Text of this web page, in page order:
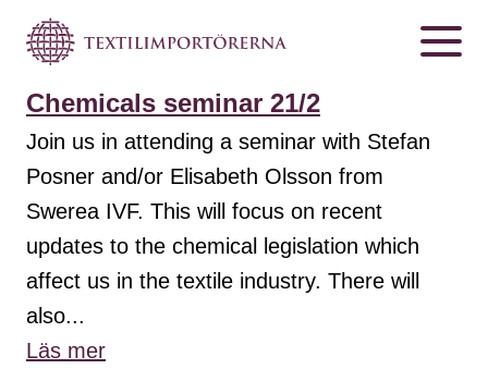
Chemicals seminar 21/2
Join us in attending a seminar with Stefan
Posner and/or Elisabeth Olsson from
Swerea IVF. This will focus on recent
updates to the chemical legislation which
affect us in the textile industry. There will
also...
Läs mer